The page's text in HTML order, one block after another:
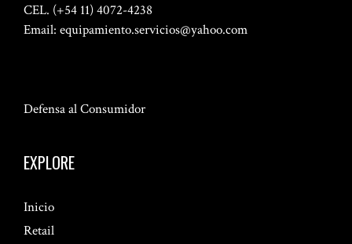
CEL. (+54 11) 4072-4238
Email: equipamiento.servicios@yahoo.com
Defensa al Consumidor
EXPLORE
Inicio
Retail